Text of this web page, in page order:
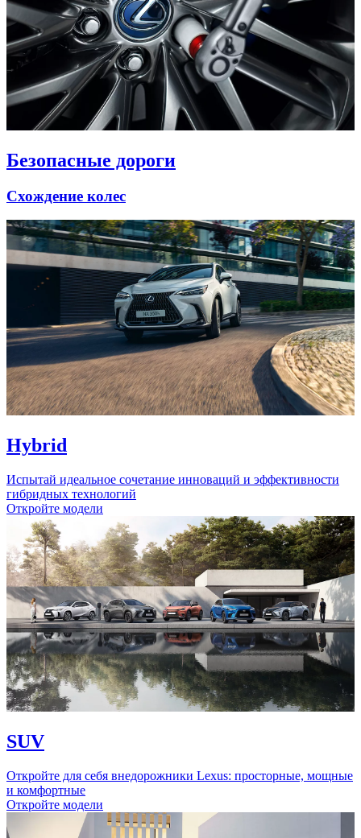
Безопасные дороги
Схождение колес
Hybrid
Испытай идеальное сочетание инноваций и эффективности
гибридных технологий
Откройте модели
SUV
Откройте для себя внедорожники Lexus: просторные, мощные
и комфортные
Откройте модели